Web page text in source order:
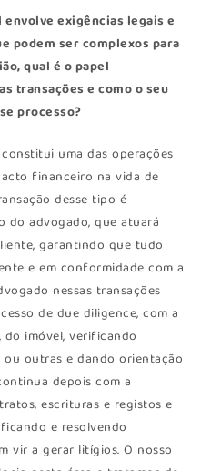
exigências legais e
podem ser complexos para
qual é o papel
transações e como o seu
processo?
uma das operações
financeiro na vida de
desse tipo é
do advogado, que atuará
garantindo que tudo
e em conformidade com a
nessas transações
de due diligence, com a
imóvel, verificando
outras e dando orientação
depois com a
escrituras e registos e
e resolvendo
vir a gerar litígios. O nosso